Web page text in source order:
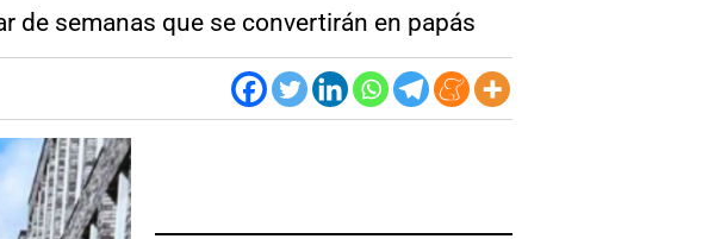
de semanas que se convertirán en papás